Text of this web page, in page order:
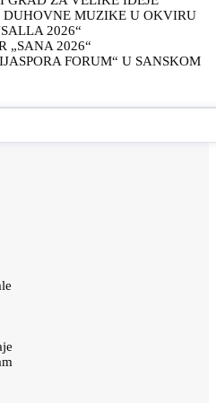
DUHOVNE MUZIKE U OKVIRU
2026“
„SANA 2026“
FORUM“ U SANSKOM